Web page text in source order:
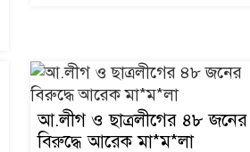
বিয়ানীবাজার স্বাস্থ্য
কমপ্লেক্স সম্প্রসারণে
জায়গা পরিদর্শনে এমপি
এমরান চৌধুরী
হামের প্রাদুর্ভাবে ঋণগ্রস্ত
আ.লীগ ও ছাত্রলীগের ৪৮ জনের
বিরুদ্ধে আরেক মা*ম*লা